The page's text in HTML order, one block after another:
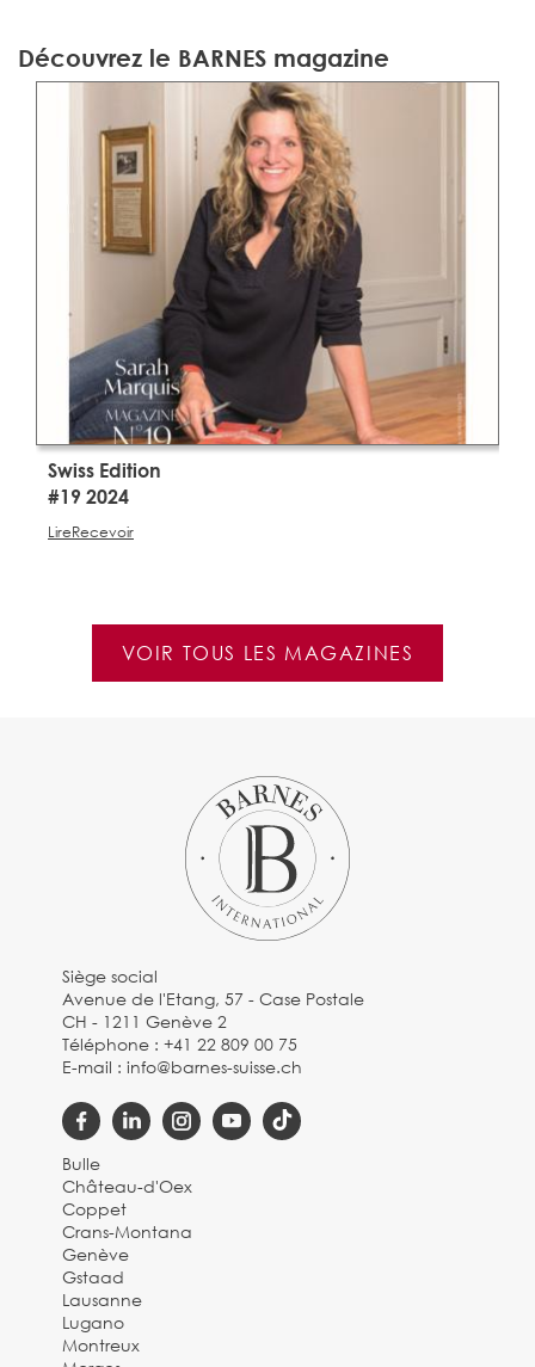
Découvrez le BARNES magazine
Swiss Edition
#19 2024
LireRecevoir
VOIR TOUS LES MAGAZINES
Siège social
Avenue de l'Etang, 57 - Case Postale
CH - 1211 Genève 2
Téléphone :+41 22 809 00 75
E-mail :info@barnes-suisse.ch
Bulle
Château-d'Oex
Coppet
Crans-Montana
Genève
Gstaad
Lausanne
Lugano
Montreux